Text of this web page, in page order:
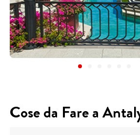
Cose da Fare a